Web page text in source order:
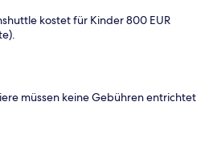
kostet für Kinder 800 EUR
müssen keine Gebühren entrichtet